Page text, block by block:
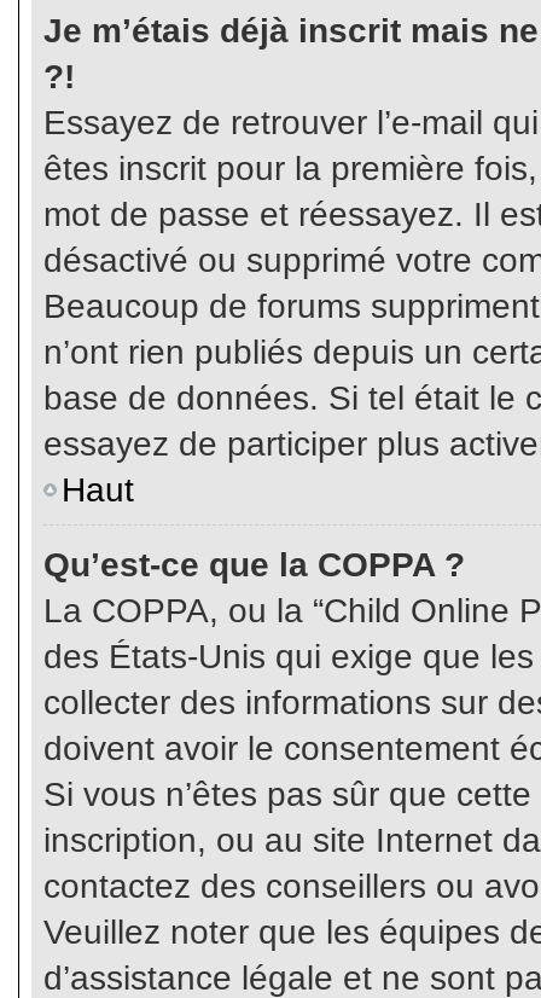
Je m’étais déjà inscrit mais
?!
Essayez de retrouver l’e-mail
êtes inscrit pour la première
mot de passe et réessayez. Il
désactivé ou supprimé votre
Beaucoup de forums
n’ont rien publiés depuis un
base de données. Si tel était le
essayez de participer plus
Haut
Qu’est-ce que la COPPA ?
La COPPA, ou la “Child Online
des États-Unis qui exige que
collecter des informations sur
doivent avoir le consentement
Si vous n’êtes pas sûr que
inscription, ou au site Internet
contactez des conseillers ou
Veuillez noter que les équipes
d’assistance légale et ne sont